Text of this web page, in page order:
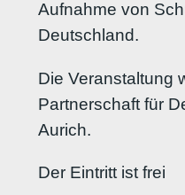
Aufnahme von
Deutschland.
Die Veranstaltung
Partnerschaft für
Aurich.
Der Eintritt ist frei